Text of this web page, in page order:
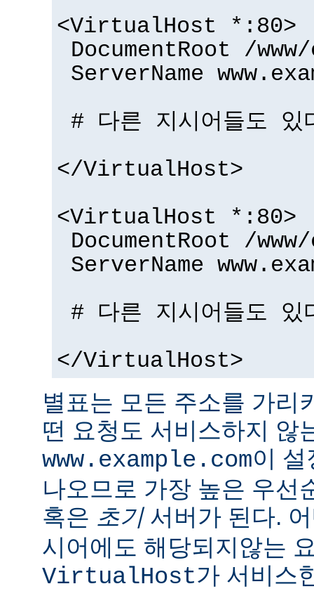
<VirtualHost *:80>
DocumentRoot /
ServerName
# 다른 지시어들도 있
</VirtualHost>
<VirtualHost *:80>
DocumentRoot /
ServerName
# 다른 지시어들도 있
</VirtualHost>
별표는 모든 주소를 가리
떤 요청도 서비스하지 않
www.example.com이
나오므로 가장 높은 우선
혹은 초기서버가 된다.
시어에도 해당되지않는
VirtualHost가 서비스